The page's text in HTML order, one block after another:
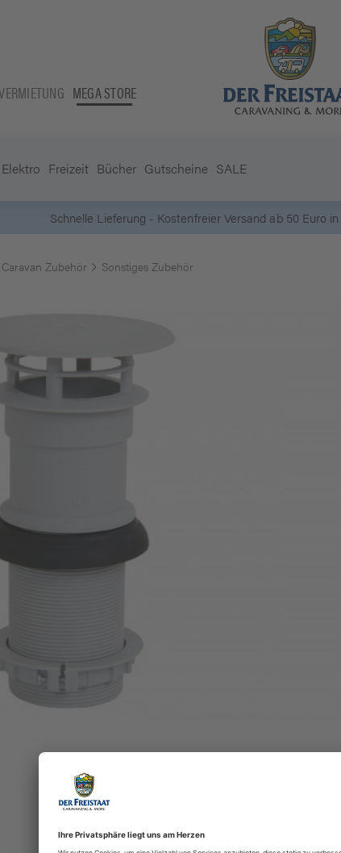
MEGA STORE
Elektro Freizeit Bücher Gutscheine SALE
Schnelle Lieferung - Kostenfreier Versand ab 50 Euro
Zubehör Sonstiges Zubehör